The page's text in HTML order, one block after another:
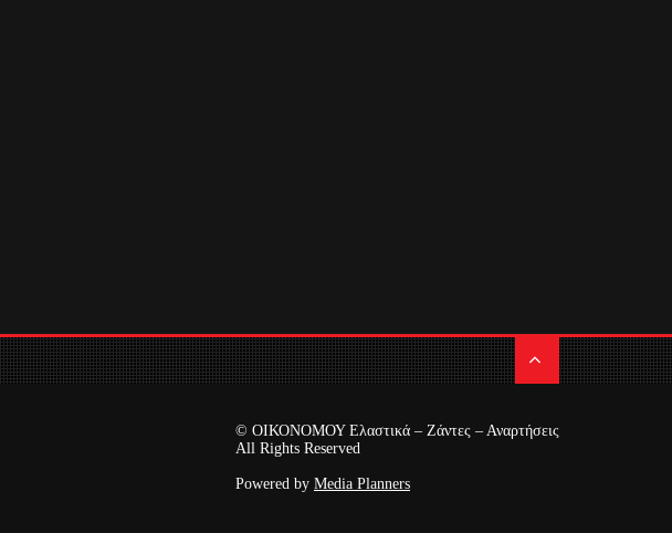
© ΟΙΚΟΝΟΜΟΥ Ελαστικά – Ζάντες – Αναρτήσεις
All Rights Reserved
Powered by Media Planners